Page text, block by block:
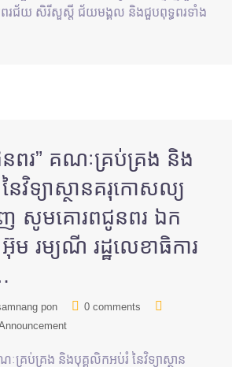
ពរជ័យ សិរីសួស្ដី ជ័យមង្គល និងជួបពុទ្ធពរទាំង
ពរ” គណៈគ្រប់គ្រង និង
ៃវិទ្យាស្ថានគរុកោសល្យ
ញ សូមគោរពជូនពរ ឯក
ម រម្យណី រដ្ឋលេខាធិការ
pon
0 comments
គ្រប់គ្រង និងបុគ្គលិកអប់រំ នៃវិទ្យាស្ថាន